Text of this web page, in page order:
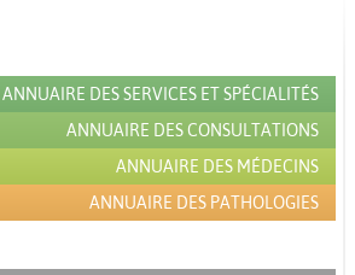
ANNUAIRE DES SERVICES ET SPÉCIALITÉS
ANNUAIRE DES CONSULTATIONS
ANNUAIRE DES MÉDECINS
ANNUAIRE DES PATHOLOGIES